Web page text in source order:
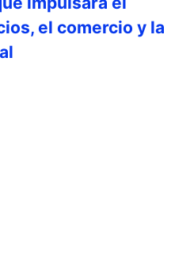
el comercio y la